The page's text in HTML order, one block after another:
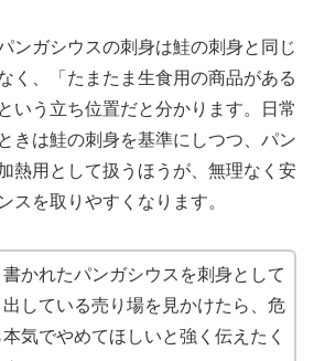
ンガシウスの刺身は鮭の刺身と同じ
く、「たまたま生食用の商品がある
いう立ち位置だと分かります。日常
きは鮭の刺身を基準にしつつ、パン
熱用として扱うほうが、無理なく安
スを取りやすくなります。
かれたパンガシウスを刺身として
している売り場を見かけたら、危
気でやめてほしいと強く伝えたく